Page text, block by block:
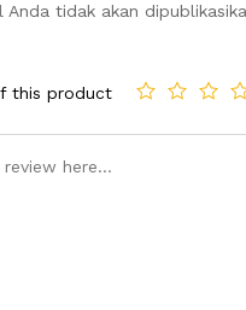
Anda tidak akan
this product